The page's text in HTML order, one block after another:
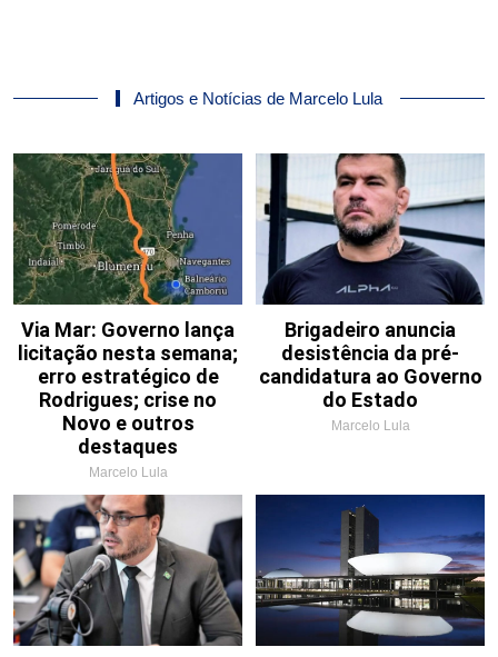
Artigos e Notícias de Marcelo Lula
Via Mar: Governo lança
licitação nesta semana;
erro estratégico de
Rodrigues; crise no
Novo e outros
destaques
Marcelo Lula
Brigadeiro anuncia
desistência da pré-
candidatura ao Governo
do Estado
Marcelo Lula